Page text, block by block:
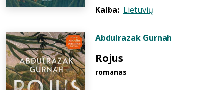
Kalba: Lietuvių
Abdulrazak Gurnah
Rojus
romanas